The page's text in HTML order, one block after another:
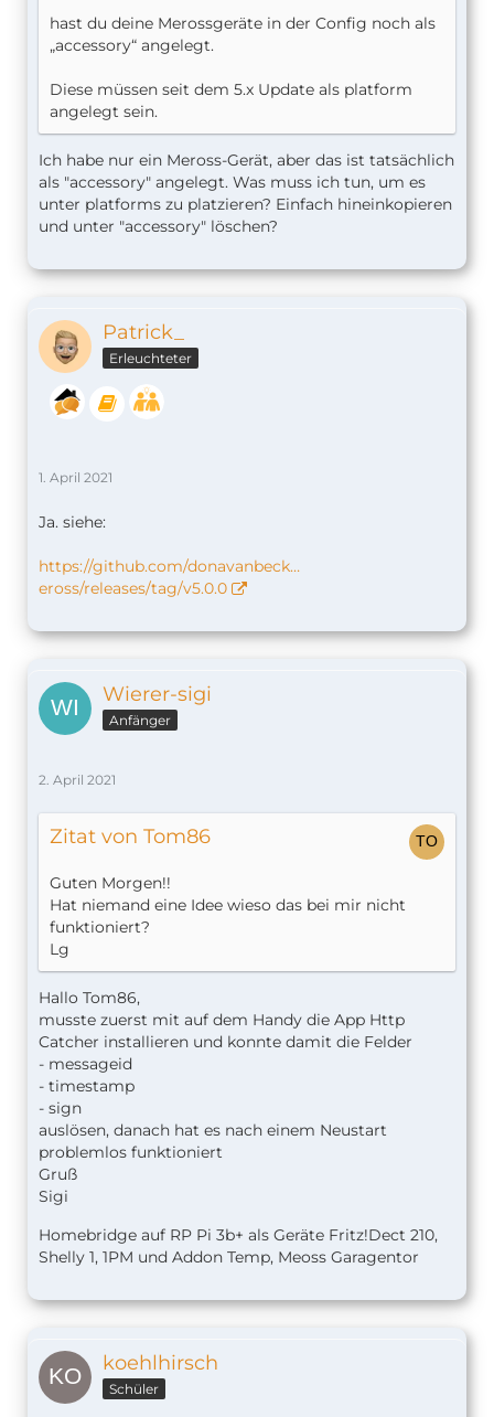
hast du deine Merossgeräte in der Config noch als
„accessory“ angelegt.
Diese müssen seit dem 5.x Update als platform
angelegt sein.
Ich habe nur ein Meross-Gerät, aber das ist tatsächlich
als "accessory" angelegt. Was muss ich tun, um es
unter platforms zu platzieren? Einfach hineinkopieren
und unter "accessory" löschen?
Patrick_
Erleuchteter
1. April 2021
Ja. siehe:
https://github.com/donavanbeck…
eross/releases/tag/v5.0.0
Wierer-sigi
Anfänger
2. April 2021
Zitat von Tom86
Guten Morgen!!
Hat niemand eine Idee wieso das bei mir nicht
funktioniert?
Lg
Hallo Tom86,
musste zuerst mit auf dem Handy die App Http
Catcher installieren und konnte damit die Felder
- messageid
- timestamp
- sign
auslösen, danach hat es nach einem Neustart
problemlos funktioniert
Gruß
Sigi
Homebridge auf RP Pi 3b+ als Geräte Fritz!Dect 210,
Shelly 1, 1PM und Addon Temp, Meoss Garagentor
koehlhirsch
Schüler